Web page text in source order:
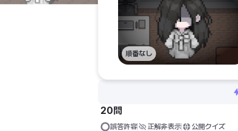
順番なし
20問
誤答許容 正解非表示 公開クイズ